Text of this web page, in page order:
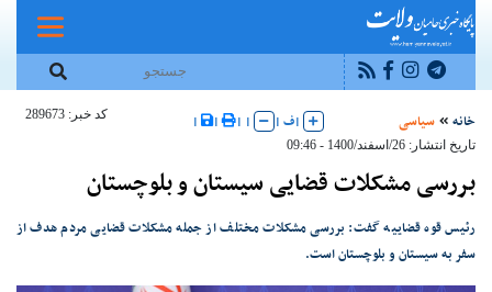
خانه سیاسی |ف |
|
|
|
|
کد خبر: 289673
تاریخ انتشار: 26/اسفند/1400 - 09:46
بررسی مشکلات قضایی سیستان و بلوچستان
رئیس قوه قضاییه گفت: بررسی مشکلات مختلف از جمله مشکلات قضایی مردم هدف از
سفر به سیستان و بلوچستان است.